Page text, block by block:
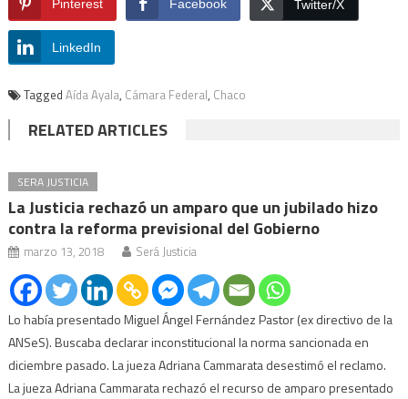
Pinterest Facebook Twitter/X
LinkedIn
Tagged Aída Ayala, Cámara Federal, Chaco
RELATED ARTICLES
SERA JUSTICIA
La Justicia rechazó un amparo que un jubilado hizo
contra la reforma previsional del Gobierno
marzo 13, 2018 Será Justicia
Lo había presentado Miguel Ángel Fernández Pastor (ex directivo de la
ANSeS). Buscaba declarar inconstitucional la norma sancionada en
diciembre pasado. La jueza Adriana Cammarata desestimó el reclamo.
La jueza Adriana Cammarata rechazó el recurso de amparo presentado